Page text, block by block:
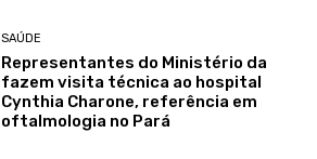
SAÚDE
Representantes do Ministério da
fazem visita técnica ao hospital
Cynthia Charone, referência em
oftalmologia no Pará